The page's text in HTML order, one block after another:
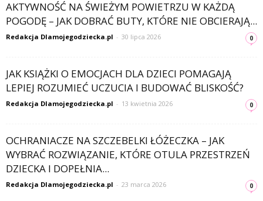
AKTYWNOŚĆ NA ŚWIEŻYM POWIETRZU W KAŻDĄ
POGODĘ – JAK DOBRAĆ BUTY, KTÓRE NIE OBCIERAJĄ...
Redakcja Dlamojegodziecka.pl - 30 lipca 2026 0
JAK KSIĄŻKI O EMOCJACH DLA DZIECI POMAGAJĄ
LEPIEJ ROZUMIEĆ UCZUCIA I BUDOWAĆ BLISKOŚĆ?
Redakcja Dlamojegodziecka.pl - 13 kwietnia 2026 0
OCHRANIACZE NA SZCZEBELKI ŁÓŻECZKA – JAK
WYBRAĆ ROZWIĄZANIE, KTÓRE OTULA PRZESTRZEŃ
DZIECKA I DOPEŁNIA...
Redakcja Dlamojegodziecka.pl - 23 marca 2026 0